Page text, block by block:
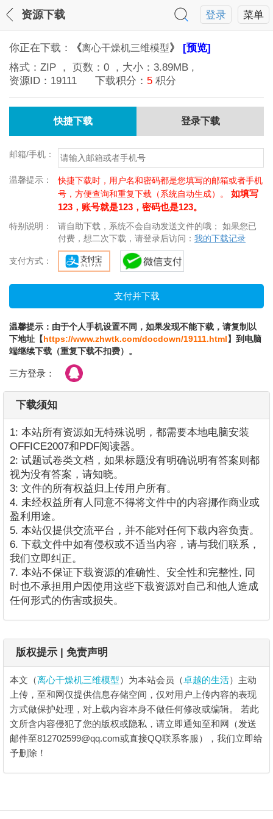
菜单
登录
资源下载
你正在下载： 《离心干燥机三维模型》 [预览]
格式： ZIP ， 页数： 0 ，大小： 3.89MB ,
资源ID： 19111 下载积分： 5 积分
快捷下载 登录下载
邮箱/手机：
温馨提示：
快捷下载时，用户名和密码都是您填写的邮箱或者手机
号，方便查询和重复下载（系统自动生成）。 如填写
123，账号就是123，密码也是123。
特别说明：
请自助下载，系统不会自动发送文件的哦； 如果您已
付费，想二次下载，请登录后访问： 我的下载记录
支付方式：
温馨提示：由于个人手机设置不同，如果发现不能下载，请复制以
下地址【https://www.zhwtk.com/docdown/19111.html】到电脑
端继续下载（重复下载不扣费）。
三方登录：
下载须知
1: 本站所有资源如无特殊说明，都需要本地电脑安装
OFFICE2007和PDF阅读器。
2: 试题试卷类文档，如果标题没有明确说明有答案则都
视为没有答案，请知晓。
3: 文件的所有权益归上传用户所有。
4. 未经权益所有人同意不得将文件中的内容挪作商业或
盈利用途。
5. 本站仅提供交流平台，并不能对任何下载内容负责。
6. 下载文件中如有侵权或不适当内容，请与我们联系，
我们立即纠正。
7. 本站不保证下载资源的准确性、安全性和完整性, 同
时也不承担用户因使用这些下载资源对自己和他人造成
任何形式的伤害或损失。
版权提示 | 免责声明
本文（离心干燥机三维模型）为本站会员（卓越的生活）主动
上传，至和网仅提供信息存储空间，仅对用户上传内容的表现
方式做保护处理，对上载内容本身不做任何修改或编辑。 若此
文所含内容侵犯了您的版权或隐私，请立即通知至和网（发送
邮件至812702599@qq.com或直接QQ联系客服），我们立即给
予删除！